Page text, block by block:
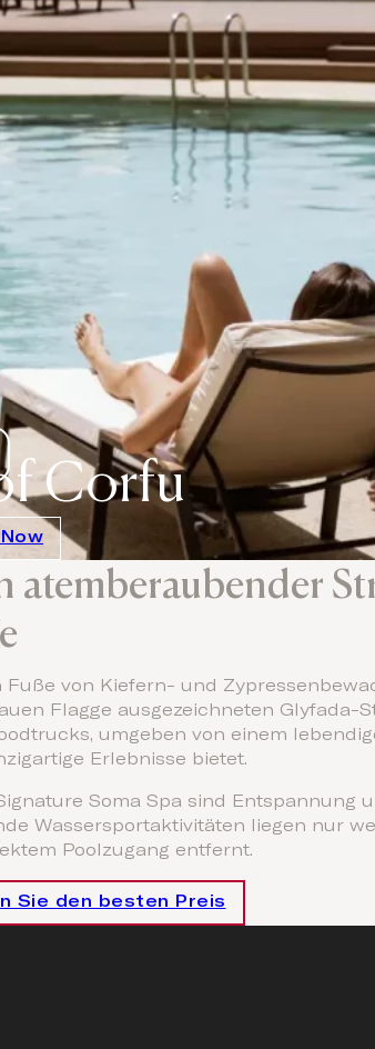
Corfu
atemberaubender
von Kiefern- und
Flagge ausgezeichneten Glyfada-
umgeben von einem
Erlebnisse bietet.
Soma Spa sind Entspannung
Wassersportaktivitäten liegen nur
Poolzugang entfernt.
Sie den besten Preis